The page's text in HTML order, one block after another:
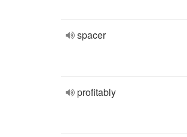
spacer
profitably